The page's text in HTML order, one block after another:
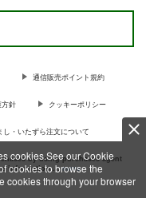
cookies.See our Cookie
cookies to browse the
cookies through your browser
通信販売ポイント規約
針 クッキーポリシー
し・いたずら注文について
by using purchases agent
information …more